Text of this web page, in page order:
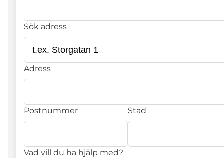
Sök adress
Adress
Postnummer Stad
Vad vill du ha hjälp med?